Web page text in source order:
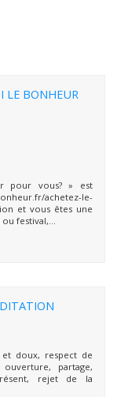
LE BONHEUR
pour vous? » est
achetez-le-
et vous êtes une
festival,...
doux, respect de
partage,
rejet de la